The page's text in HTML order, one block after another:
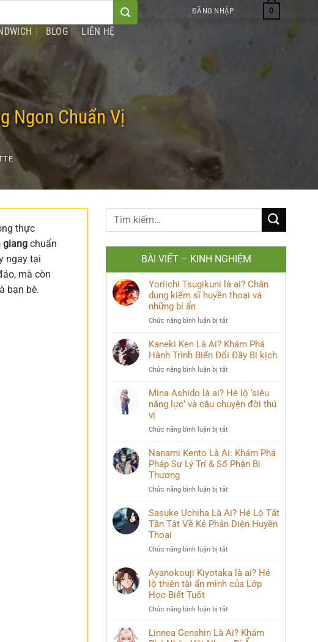
ĐĂNG NHẬP 0
BLOG LIÊN HỆ
Ngon Chuẩn Vị
thực
giang chuẩn
ngay tại
mà còn
bạn bè.
BÀI VIẾT – KINH NGHIỆM
Yoriichi Tsugikuni là ai? Chân
dung kiếm sĩ huyền thoại và
những bí ẩn
Chức năng bình luận bị tắt
Tsugikuni
là
Chân
kiếm
sĩ
và
bí
ẩn
Kaneki Ken Là Ai? Khám Phá
Hành Trình Biến Đổi Đầy Bi kịch
Chức năng bình luận bị tắt
Ken
Ai?
Phá
Trình
Biến
Bi
Mina Ashido là ai? Hé lộ ‘siêu
năng lực’ và câu chuyện đời thú
vị
Chức năng bình luận bị tắt
Ashido
là
lộ
năng
lực’
chuyện
thú
vị
Nanami Kento Là Ai: Khám Phá
Pháp Sư Lý Trí & Số Phận Bi
Thương
Chức năng bình luận bị tắt
Kento
Là
Phá
Sư
Lý
Số
Bi
Sasuke Uchiha Là Ai? Hé Lộ Tất
Tần Tật Về Kẻ Phản Diện Huyền
Thoại
Chức năng bình luận bị tắt
Uchiha
Lộ
Tần
Ayanokouji Kiyotaka là ai? Hé
lộ thiên tài ẩn mình của Lớp
Học Biết Tuốt
Chức năng bình luận bị tắt
Kiyotaka
Linnea Genshin Là Ai? Khám